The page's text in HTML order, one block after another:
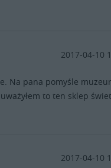
2017-04-10
Na pana pomyśle
to ten sklep
2017-04-10